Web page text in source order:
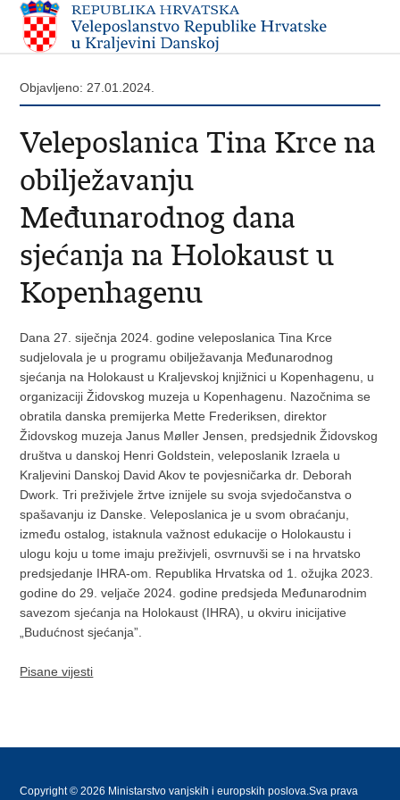
Objavljeno: 27.01.2024.
Veleposlanica Tina Krce na
obilježavanju
Međunarodnog dana
sjećanja na Holokaust u
Kopenhagenu
Dana 27. siječnja 2024. godine veleposlanica Tina Krce
sudjelovala je u programu obilježavanja Međunarodnog
sjećanja na Holokaust u Kraljevskoj knjižnici u Kopenhagenu, u
organizaciji Židovskog muzeja u Kopenhagenu. Nazočnima se
obratila danska premijerka Mette Frederiksen, direktor
Židovskog muzeja Janus Møller Jensen, predsjednik Židovskog
društva u danskoj Henri Goldstein, veleposlanik Izraela u
Kraljevini Danskoj David Akov te povjesničarka dr. Deborah
Dwork. Tri preživjele žrtve iznijele su svoja svjedočanstva o
spašavanju iz Danske. Veleposlanica je u svom obraćanju,
između ostalog, istaknula važnost edukacije o Holokaustu i
ulogu koju u tome imaju preživjeli, osvrnuvši se i na hrvatsko
predsjedanje IHRA-om. Republika Hrvatska od 1. ožujka 2023.
godine do 29. veljače 2024. godine predsjeda Međunarodnim
savezom sjećanja na Holokaust (IHRA), u okviru inicijative
„Budućnost sjećanja”.
Pisane vijesti
Copyright © 2026 Ministarstvo vanjskih i europskih poslova.Sva prava